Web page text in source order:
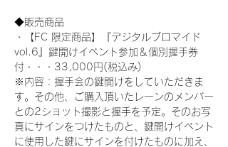
◆販売商品
・【FC 限定商品】『デジタルブロマイド
vol.6』鍵開けイベント参加＆個別握手券
付・・・33,000円(税込み)
※内容：握手会の鍵開けをしていただきま
す。その他、ご購入頂いたレーンのメンバー
との2ショット撮影と握手を予定。そのお写
真にサインをつけたものと、鍵開けイベント
に使用した鍵にサインを付けたものに加え、